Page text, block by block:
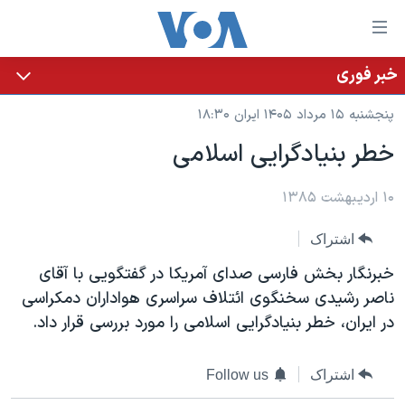
لینکهای
قابل
دسترسی
جهش
محتوای
جهش
اصلی
جهش
به
خانه
نسخه سبک وب‌سایت
موضوع ها
ایران
ورزشی
گزیده‌ها
برنامه های تلویزیونی
جدول برنامه ها
صفحه‌های ویژه
جام جهانی ۲۰۲۶
عملیات خشم حماسی
فرکانس‌های صدای آمریکا
پخش رادیویی
یادگیری زبان انگلیسی
خبر فوری
پنجشنبه ۱۵ مرداد ۱۴۰۵ ایران ۱۸:۳۰
خطر بنيادگرايی اسلامی
۱۰ اردیبهشت ۱۳۸۵
اشتراک
خبرنگار بخش فارسی صدای آمريکا در گفتگويی با آقای
ناصر رشيدی سخنگوی ائتلاف سراسری هواداران دمکراسی
در ايران، خطر بنيادگرايی اسلامی را مورد بررسی قرار داد.
اشتراک Follow us